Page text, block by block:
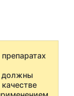
должны